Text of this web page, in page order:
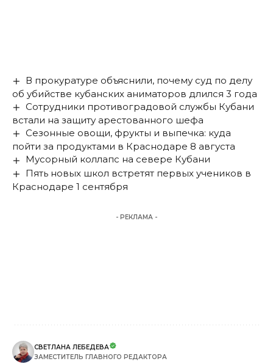
В прокуратуре объяснили, почему суд по делу
об убийстве кубанских аниматоров длился 3 года
Сотрудники противоградовой службы Кубани
встали на защиту арестованного шефа
Сезонные овощи, фрукты и выпечка: куда
пойти за продуктами в Краснодаре 8 августа
Мусорный коллапс на севере Кубани
Пять новых школ встретят первых учеников в
Краснодаре 1 сентября
- РЕКЛАМА -
СВЕТЛАНА ЛЕБЕДЕВА
ЗАМЕСТИТЕЛЬ ГЛАВНОГО РЕДАКТОРА